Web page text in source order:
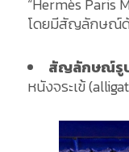
“Hermès Paris
โดยมีสัญลักษณ์
สัญลักษณ์รู
หนังจระเข้